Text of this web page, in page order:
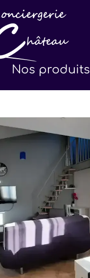
Nos produits